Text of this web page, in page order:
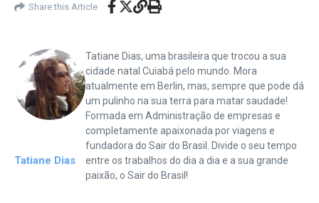
Share this Article
Tatiane Dias
Tatiane Dias, uma brasileira que trocou a sua
cidade natal Cuiabá pelo mundo. Mora
atualmente em Berlin, mas, sempre que pode dá
um pulinho na sua terra para matar saudade!
Formada em Administração de empresas e
completamente apaixonada por viagens e
fundadora do Sair do Brasil. Divide o seu tempo
entre os trabalhos do dia a dia e a sua grande
paixão, o Sair do Brasil!